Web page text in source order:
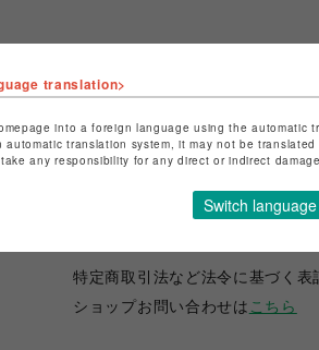
RADIO EVA
特定商取引法など法令に基づく表
ショップお問い合わせは こちら
translation>
into a foreign language using the automatic
automatic translation system, it may not be
any responsibility for any direct or indirect
Switch language